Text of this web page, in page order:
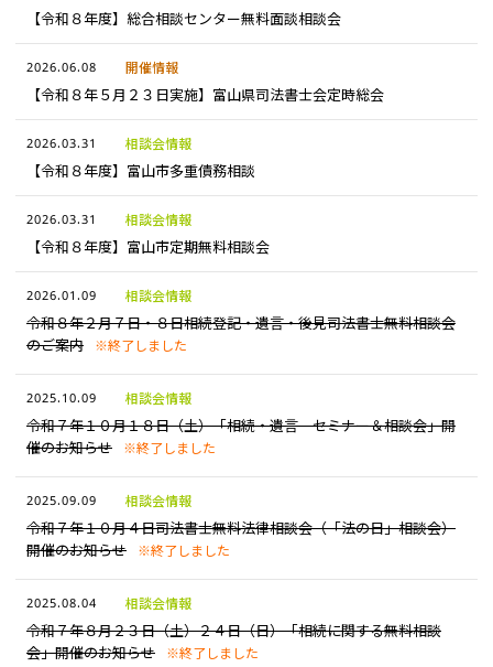
【令和８年度】総合相談センター無料面談相談会
2026.06.08 開催情報
【令和８年５月２３日実施】富山県司法書士会定時総会
2026.03.31 相談会情報
【令和８年度】富山市多重債務相談
2026.03.31 相談会情報
【令和８年度】富山市定期無料相談会
2026.01.09 相談会情報
令和８年２月７日・８日相続登記・遺言・後見司法書士無料相談会
のご案内
※終了しました
2025.10.09 相談会情報
令和７年１０月１８日（土）「相続・遺言 セミナー＆相談会」開
催のお知らせ
※終了しました
2025.09.09 相談会情報
令和７年１０月４日司法書士無料法律相談会（「法の日」相談会）
開催のお知らせ
※終了しました
2025.08.04 相談会情報
令和７年８月２３日（土）２４日（日）「相続に関する無料相談
会」開催のお知らせ
※終了しました
司法書士を探す
司法書士に相談する
当会について
相談会情報・お知らせ
交通アクセス